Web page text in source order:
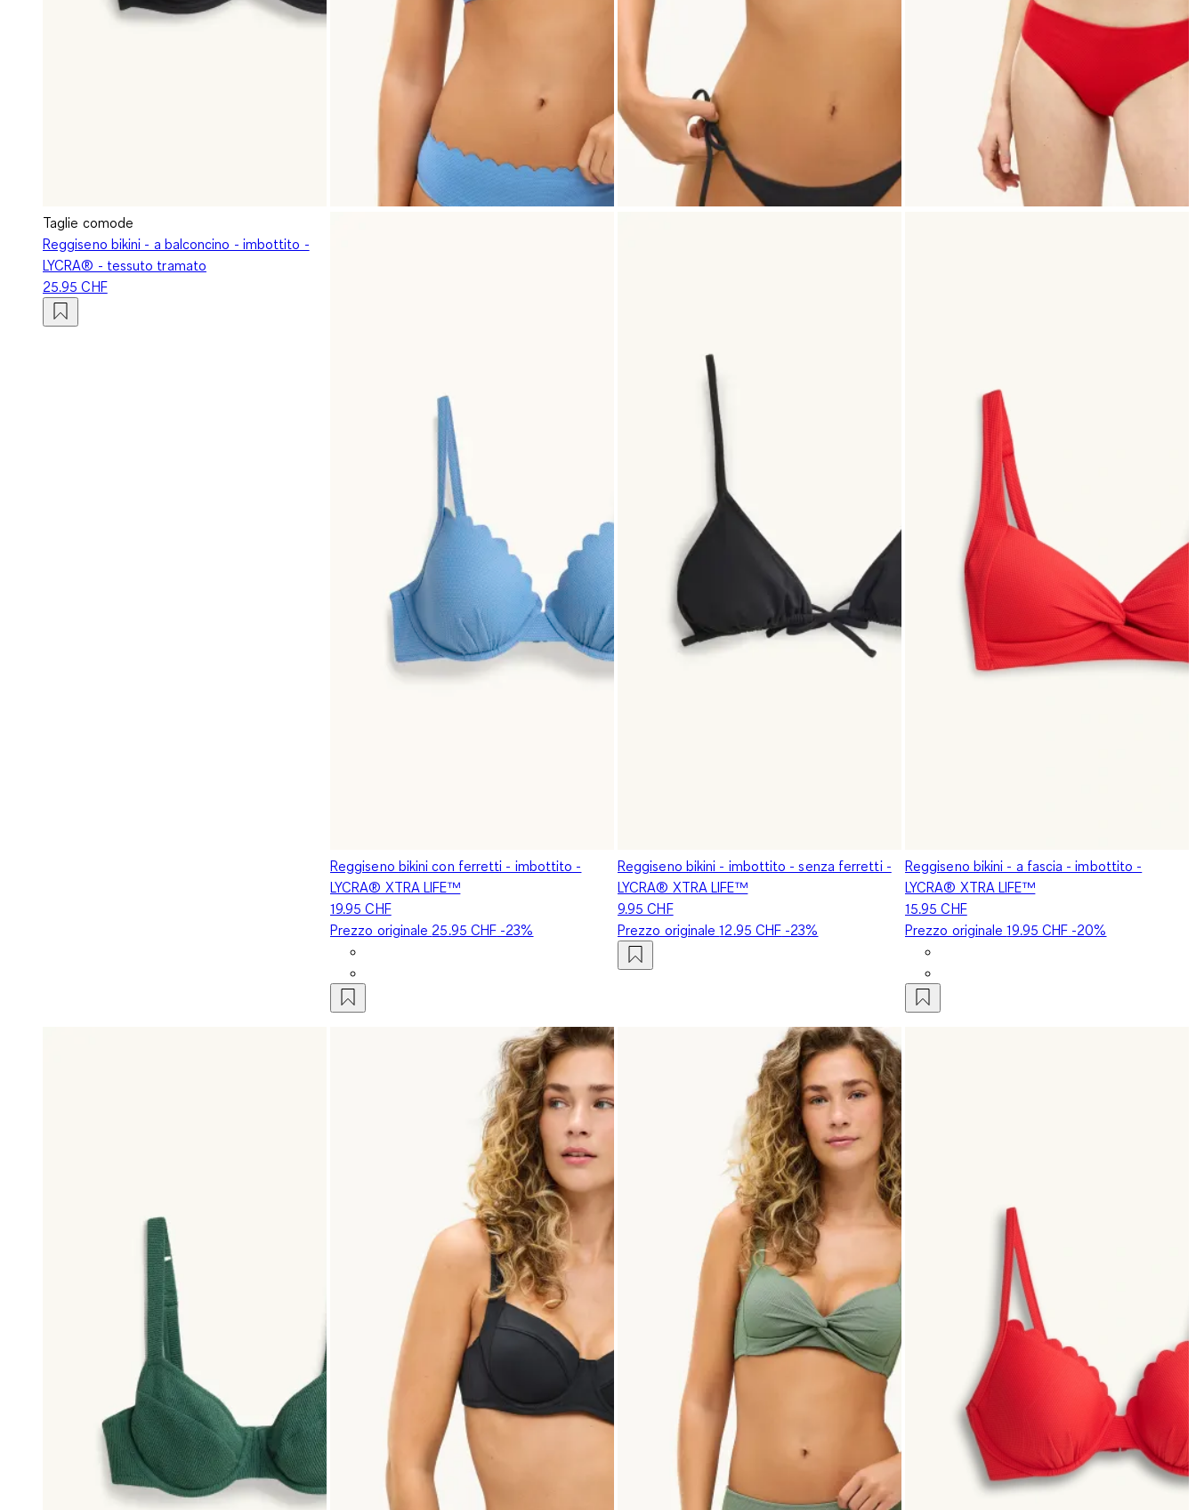
Taglie comode
Reggiseno bikini - a balconcino - imbottito -
LYCRA® - tessuto tramato
25.95 CHF
Reggiseno bikini con ferretti - imbottito -
LYCRA® XTRA LIFE™
19.95 CHF
Prezzo originale 25.95 CHF -23%
Reggiseno bikini - imbottito - senza ferretti -
LYCRA® XTRA LIFE™
9.95 CHF
Prezzo originale12.95 CHF -23%
Reggiseno bikini - a fascia - imbottito -
LYCRA® XTRA LIFE™
15.95 CHF
Prezzo originale19.95 CHF -20%